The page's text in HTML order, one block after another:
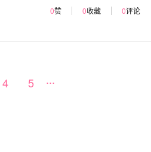
0赞 0收藏 0评论
4 5 ...